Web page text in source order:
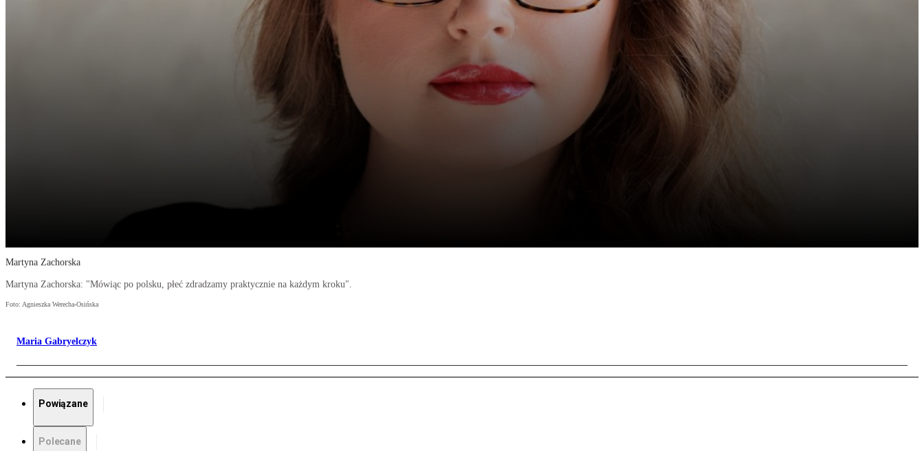
Martyna Zachorska
Martyna Zachorska: "Mówiąc po polsku, płeć zdradzamy praktycznie na każdym kroku".
Foto: Agnieszka Werecha-Osińska
Maria Gabryelczyk
Powiązane
Polecane